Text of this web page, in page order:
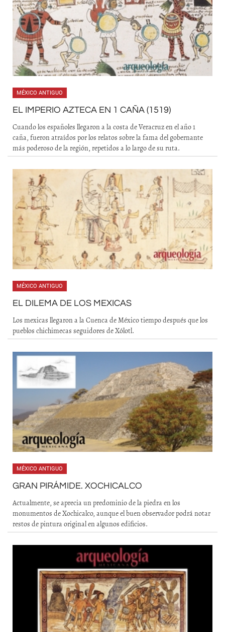
MÉXICO ANTIGUO
EL IMPERIO AZTECA EN 1 CAÑA (1519)
Cuando los españoles llegaron a la costa de Veracruz en el año 1
caña, fueron atraídos por los relatos sobre la fama del gobernante
más poderoso de la región, repetidos a lo largo de su ruta.
MÉXICO ANTIGUO
EL DILEMA DE LOS MEXICAS
Los mexicas llegaron a la Cuenca de México tiempo después que los
pueblos chichimecas seguidores de Xólotl.
MÉXICO ANTIGUO
GRAN PIRÁMIDE. XOCHICALCO
Actualmente, se aprecia un predominio de la piedra en los
monumentos de Xochicalco, aunque el buen observador podrá notar
restos de pintura original en algunos edificios.